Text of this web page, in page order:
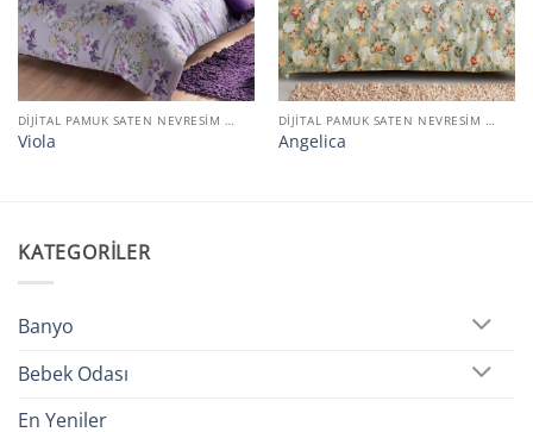
DIJITAL PAMUK SATEN NEVRESIM TAKIMI
Viola
DIJITAL PAMUK SATEN NEVRESIM TAKIMI
Angelica
KATEGORILER
Banyo
Bebek Odası
En Yeniler